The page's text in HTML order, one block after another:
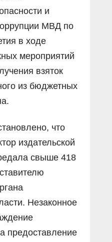
и
МВД по
в ходе
мероприятий
взяток
из бюджетных
что
издательской
свыше 418
Незаконное
предоставление